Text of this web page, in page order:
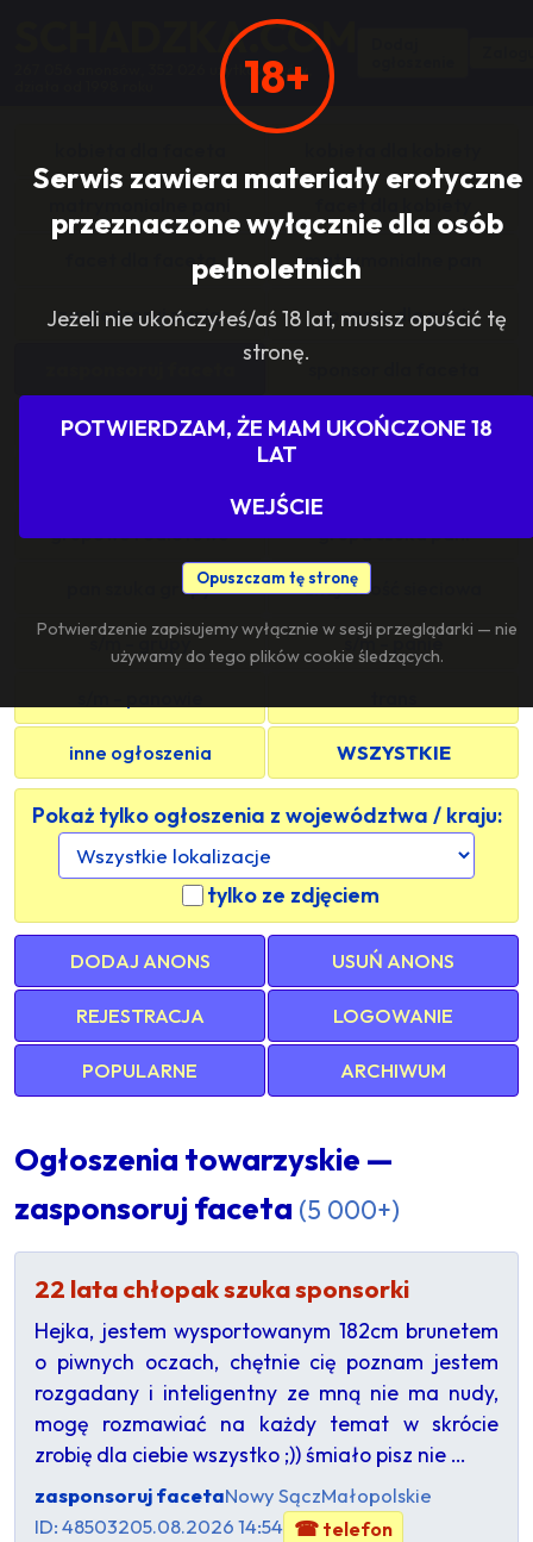
18+
Serwis zawiera materiały erotyczne
przeznaczone wyłącznie dla osób
pełnoletnich
Jeżeli nie ukończyłeś/aś 18 lat, musisz opuścić tę
stronę.
POTWIERDZAM, ŻE MAM UKOŃCZONE 18
LAT
WEJŚCIE
Opuszczam tę stronę
Potwierdzenie zapisujemy wyłącznie w sesji przeglądarki — nie
używamy do tego plików cookie śledzących.
SCHADZKA.COM
267 056 anonsów, 352 026 użytkowników,
facet dla faceta matrymonialne pan
zasponsoruj panią sponsor dla pani
sponsoring grupy agencje towarzyskie
grupowo i odlotowo grupa szuka pani
pan szuka grupy znajomość sieciowa
s/m - grupy s/m - panie
inne ogłoszenia WSZYSTKIE
Pokaż tylko ogłoszenia z województwa / kraju:
tylko ze zdjęciem
DODAJ ANONS USUŃ ANONS
REJESTRACJA LOGOWANIE
POPULARNE ARCHIWUM
Ogłoszenia towarzyskie —
zasponsoruj faceta (5 000+)
22 lata chłopak szuka sponsorki
Hejka, jestem wysportowanym 182cm brunetem
o piwnych oczach, chętnie cię poznam jestem
rozgadany i inteligentny ze mną nie ma nudy,
mogę rozmawiać na każdy temat w skrócie
zrobię dla ciebie wszystko ;)) śmiało pisz nie …
zasponsoruj facetaNowy SączMałopolskie
ID: 48503205.08.2026 14:54 ☎ telefon